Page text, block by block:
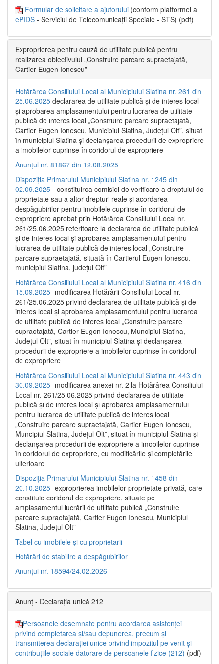
Formular de solicitare a ajutorului (conform platformei a
ePIDS - Serviciul de Telecomunicații Speciale - STS) (pdf)
Exproprierea pentru cauză de utilitate publică pentru
realizarea obiectivului „Construire parcare supraetajată,
Cartier Eugen Ionescu”
Hotărârea Consiliului Local al Municipiului Slatina nr. 261 din
25.06.2025 declararea de utilitate publică și de interes local
și aprobarea amplasamentului pentru lucrarea de utilitate
publică de interes local „Construire parcare supraetajată,
Cartier Eugen Ionescu, Municipiul Slatina, Județul Olt”, situat
în municipiul Slatina și declanșarea procedurii de expropriere
a imobilelor cuprinse în coridorul de expropriere
Anunțul nr. 81867 din 12.08.2025
Dispoziția Primarului Municipiului Slatina nr. 1245 din
02.09.2025 - constituirea comisiei de verificare a dreptului de
proprietate sau a altor drepturi reale și acordarea
despăgubirilor pentru imobilele cuprinse în coridorul de
expropriere aprobat prin Hotărârea Consiliului Local nr.
261/25.06.2025 referitoare la declararea de utilitate publică
și de interes local și aprobarea amplasamentului pentru
lucrarea de utilitate publică de interes local „Construire
parcare supraetajată, situată în Cartierul Eugen Ionescu,
municipiul Slatina, județul Olt”
Hotărârea Consiliului Local al Municipiului Slatina nr. 416 din
15.09.2025- modificarea Hotărârii Consiliului Local nr.
261/25.06.2025 privind declararea de utilitate publică și de
interes local și aprobarea amplasamentului pentru lucrarea
de utilitate publică de interes local „Construire parcare
supraetajată, Cartier Eugen Ionescu, Muncipiul Slatina,
Județul Olt”, situat în municipiul Slatina și declanșarea
procedurii de expropriere a imobilelor cuprinse în coridorul
de expropriere
Hotărârea Consiliului Local al Municipiului Slatina nr. 443 din
30.09.2025- modificarea anexei nr. 2 la Hotărârea Consiliului
Local nr. 261/25.06.2025 privind declararea de utilitate
publică şi de interes local şi aprobarea amplasamentului
pentru lucrarea de utilitate publică de interes local
„Construire parcare supraetajată, Cartier Eugen Ionescu,
Muncipiul Slatina, Judeţul Olt”, situat în municipiul Slatina şi
declanşarea procedurii de expropriere a imobilelor cuprinse
în coridorul de expropriere, cu modificările şi completările
ulterioare
Dispoziția Primarului Municipiului Slatina nr. 1458 din
20.10.2025- exproprierea imobilelor proprietate privată, care
constituie coridorul de expropriere, situate pe
amplasamentul lucrării de utilitate publică „Construire
parcare supraetajată, Cartier Eugen Ionescu, Municipiul
Slatina, Județul Olt”
Tabel cu imobilele și cu proprietarii
Hotărâri de stabilire a despăgubirilor
Anunțul nr. 18594/24.02.2026
Anunț - Declarația unică 212
Persoanele desemnate pentru acordarea asistenței
privind completarea și/sau depunerea, precum și
transmiterea declarației unice privind impozitul pe venit și
contribuțiile sociale datorare de persoanele fizice (212) (pdf)